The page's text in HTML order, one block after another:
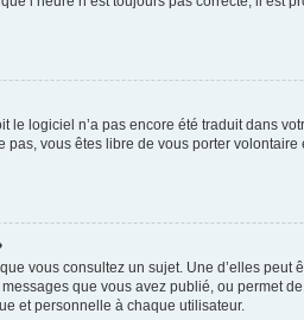
logiciel n’a pas encore été traduit dans
vous êtes libre de vous porter
vous consultez un sujet. Une d’elles
que vous avez publié, ou permet
et personnelle à chaque utilisateur.